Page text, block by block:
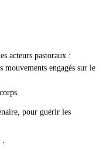
acteurs pastoraux :
mouvements engagés sur le
pour guérir les
: